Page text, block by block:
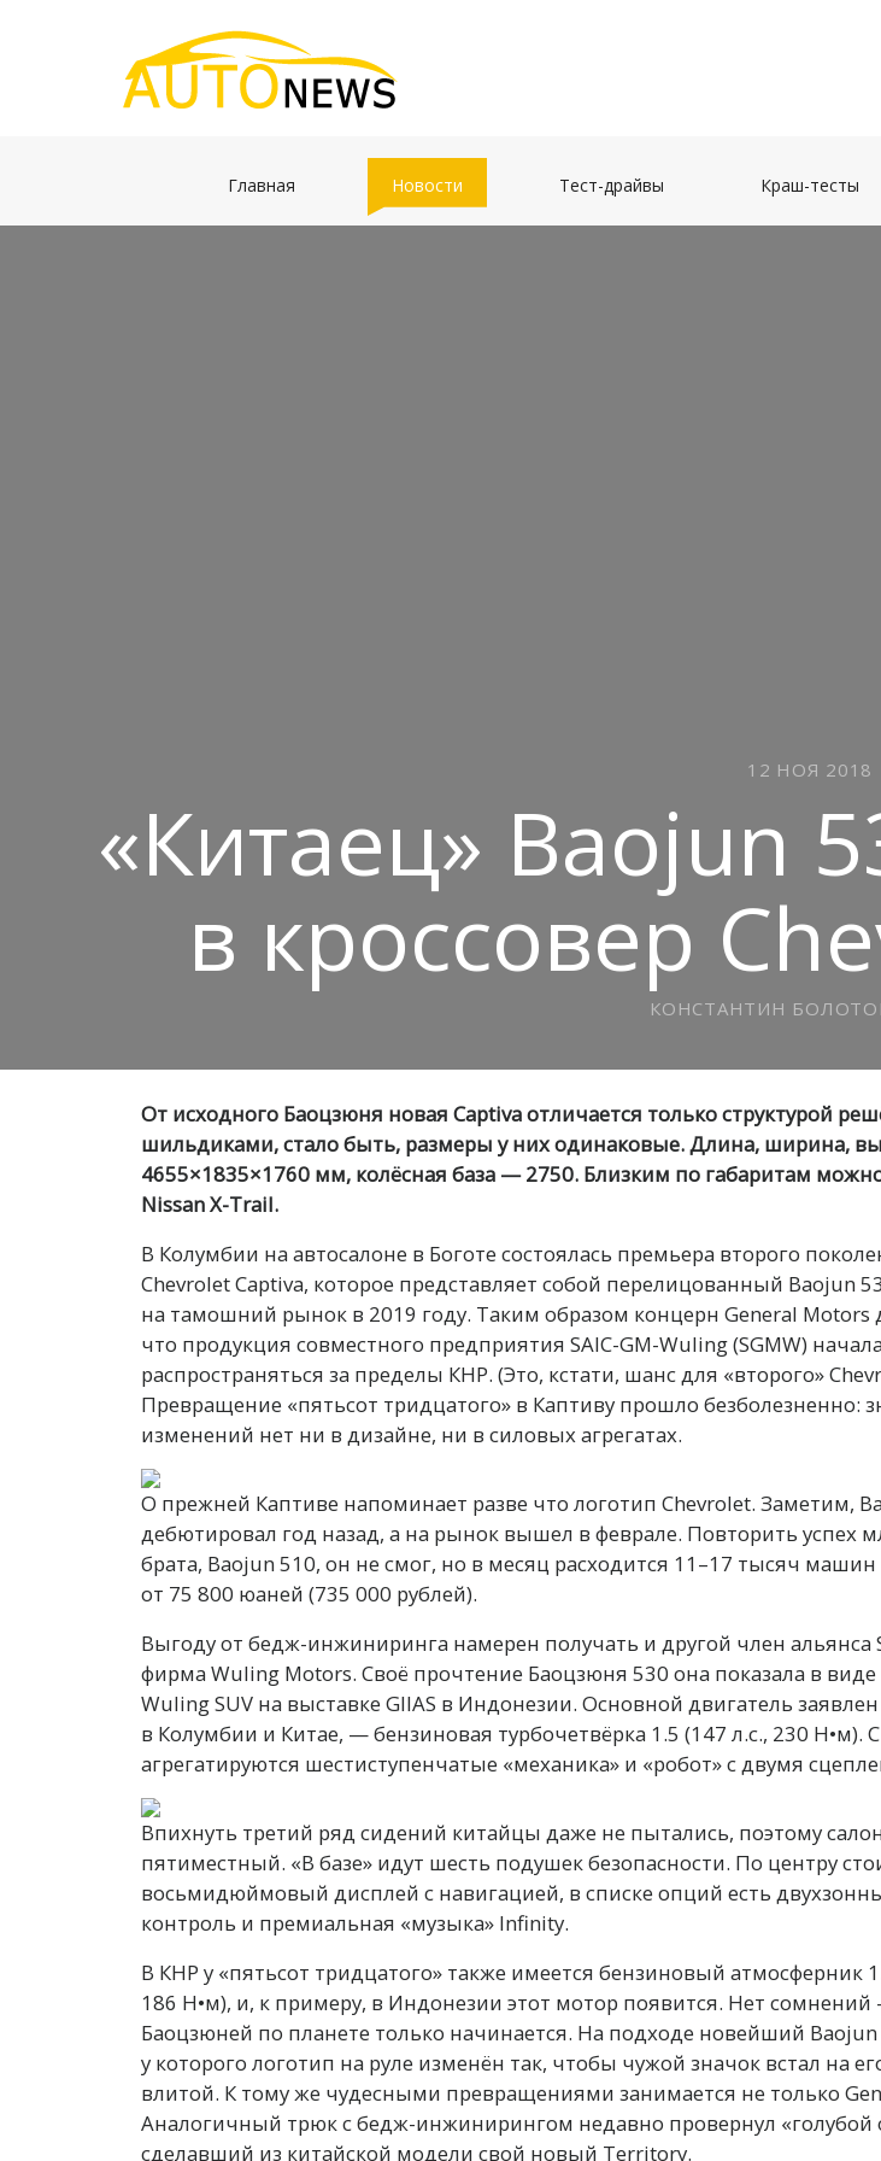
Главная Новости Тест-драйвы Краш-тесты
12 НОЯ 2018
«Китаец» Baojun
в кроссовер
КОНСТАНТИН
От исходного Баоцзюня новая Captiva отличается только структурой
шильдиками, стало быть, размеры у них одинаковые. Длина, ширина,
4655×1835×1760 мм, колёсная база — 2750. Близким по габаритам
Nissan X-Trail.
В Колумбии на автосалоне в Боготе состоялась премьера второго
Chevrolet Captiva, которое представляет собой перелицованный Baojun
на тамошний рынок в 2019 году. Таким образом концерн General Motors
что продукция совместного предприятия SAIC-GM-Wuling (SGMW)
распространяться за пределы КНР. (Это, кстати, шанс для «второго»
Превращение «пятьсот тридцатого» в Каптиву прошло безболезненно:
изменений нет ни в дизайне, ни в силовых агрегатах.
О прежней Каптиве напоминает разве что логотип Chevrolet. Заметим,
дебютировал год назад, а на рынок вышел в феврале. Повторить успех
брата, Baojun 510, он не смог, но в месяц расходится 11–17 тысяч
от 75 800 юаней (735 000 рублей).
Выгоду от бедж-инжиниринга намерен получать и другой член альянса
фирма Wuling Motors. Своё прочтение Баоцзюня 530 она показала в
Wuling SUV на выставке GIIAS в Индонезии. Основной двигатель
в Колумбии и Китае, — бензиновая турбочетвёрка 1.5 (147 л.с., 230 Н•м).
агрегатируются шестиступенчатые «механика» и «робот» с двумя
Впихнуть третий ряд сидений китайцы даже не пытались, поэтому
пятиместный. «В базе» идут шесть подушек безопасности. По центру
восьмидюймовый дисплей с навигацией, в списке опций есть
контроль и премиальная «музыка» Infinity.
В КНР у «пятьсот тридцатого» также имеется бензиновый атмосферник
186 Н•м), и, к примеру, в Индонезии этот мотор появится. Нет
Баоцзюней по планете только начинается. На подходе новейший Baojun
у которого логотип на руле изменён так, чтобы чужой значок встал на
влитой. К тому же чудесными превращениями занимается не только
Аналогичный трюк с бедж-инжинирингом недавно провернул «голубой
сделавший из китайской модели свой новый Territory.